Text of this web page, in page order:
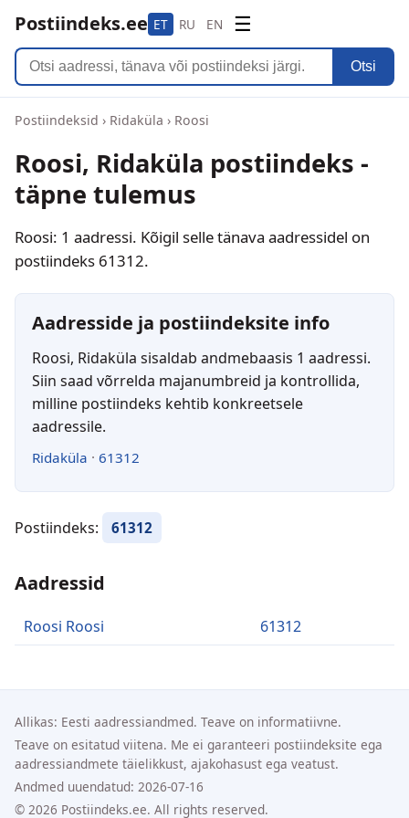
Postiindeks.ee ET RU EN ☰
Otsi
Postiindeksid › Ridaküla › Roosi
Roosi, Ridaküla postiindeks -
täpne tulemus
Roosi: 1 aadressi. Kõigil selle tänava aadressidel on
postiindeks 61312.
Aadresside ja postiindeksite info
Roosi, Ridaküla sisaldab andmebaasis 1 aadressi.
Siin saad võrrelda majanumbreid ja kontrollida,
milline postiindeks kehtib konkreetsele
aadressile.
Ridaküla · 61312
Postiindeks: 61312
Aadressid
Roosi Roosi 61312
Allikas: Eesti aadressiandmed. Teave on informatiivne.
Teave on esitatud viitena. Me ei garanteeri postiindeksite ega
aadressiandmete täielikkust, ajakohasust ega veatust.
Andmed uuendatud: 2026-07-16
© 2026 Postiindeks.ee. All rights reserved.